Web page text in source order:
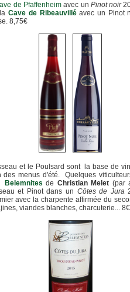
de Pfaffenheim avec un Pinot noir
laCave de Ribeauvilléavec un Pinot
8,75€
et le Poulsard sont la base de
des menus d'été. Quelques
Belemnites de Christian Melet (par
et Pinot dans un Côtes de Jura
avec la charpente affirmée du
viandes blanches, charcuterie... 8€